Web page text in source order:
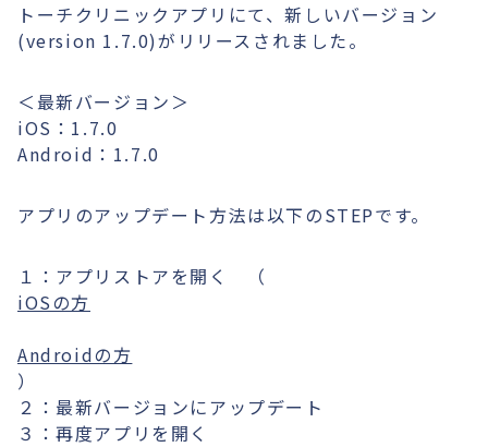
トーチクリニックアプリにて、新しいバージョン
(version 1.7.0)がリリースされました。
＜最新バージョン＞
iOS：1.7.0
Android：1.7.0
アプリのアップデート方法は以下のSTEPです。
１：アプリストアを開く （
iOSの方
Androidの方
）
２：最新バージョンにアップデート
３：再度アプリを開く